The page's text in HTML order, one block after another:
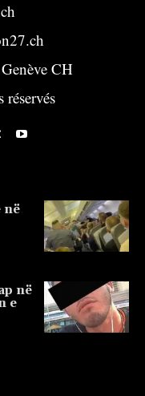
CH
në
në
e